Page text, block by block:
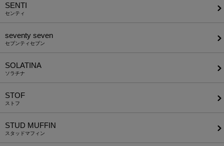
SENTI
センティ
seventy seven
セブンティセブン
SOLATINA
ソラチナ
STOF
ストフ
STUD MUFFIN
スタッドマフィン